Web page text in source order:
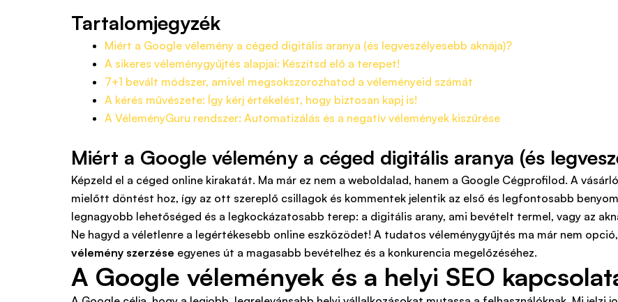
Tartalomjegyzék
Miért a Google vélemény a céged digitális aranya (és legveszélyesebb aknája)?
A sikeres véleménygyűjtés alapjai: Készítsd elő a terepet!
7+1 bevált módszer, amivel megsokszorozhatod a véleményeid számát
A kérés művészete: Így kérj értékelést, hogy biztosan kapj is!
A VéleményGuru rendszer: Automatizálás és a negatív vélemények kiszűrése
Miért a Google vélemény a céged digitális aranya (és
Képzeld el a céged online kirakatát. Ma már ez nem a weboldalad, hanem a Google Cégprofilod. A
mielőtt döntést hoz, így az ott szereplő csillagok és kommentek jelentik az első és legfontosabb
legnagyobb lehetőséged és a legkockázatosabb terep: a digitális arany, ami bevételt termel, vagy az
Ne hagyd a véletlenre a legértékesebb online eszközödet! A tudatos véleménygyűjtés ma már nem
vélemény szerzése egyenes út a magasabb bevételhez és a konkurencia megelőzéséhez.
A Google vélemények és a helyi SEO